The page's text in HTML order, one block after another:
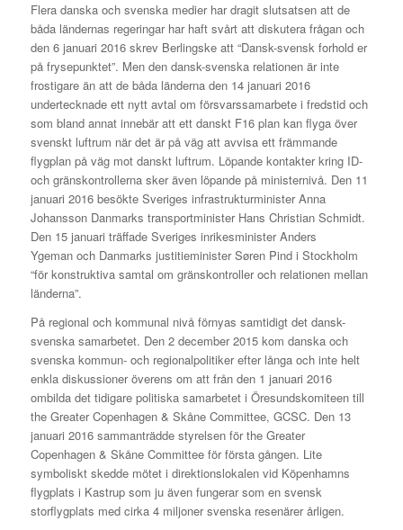
Flera danska och svenska medier har dragit slutsatsen att de
båda ländernas regeringar har haft svårt att diskutera frågan och
den 6 januari 2016 skrev Berlingske att “Dansk-svensk forhold er
på frysepunktet”. Men den dansk-svenska relationen är inte
frostigare än att de båda länderna den 14 januari 2016
undertecknade ett nytt avtal om försvarssamarbete i fredstid och
som bland annat innebär att ett danskt F16 plan kan flyga över
svenskt luftrum när det är på väg att avvisa ett främmande
flygplan på väg mot danskt luftrum. Löpande kontakter kring ID-
och gränskontrollerna sker även löpande på ministernivå. Den 11
januari 2016 besökte Sveriges infrastrukturminister Anna
Johansson Danmarks transportminister Hans Christian Schmidt.
Den 15 januari träffade Sveriges inrikesminister Anders
Ygeman och Danmarks justitieminister Søren Pind i Stockholm
“för konstruktiva samtal om gränskontroller och relationen mellan
länderna”.
På regional och kommunal nivå förnyas samtidigt det dansk-
svenska samarbetet. Den 2 december 2015 kom danska och
svenska kommun- och regionalpolitiker efter långa och inte helt
enkla diskussioner överens om att från den 1 januari 2016
ombilda det tidigare politiska samarbetet i Öresundskomiteen till
the Greater Copenhagen & Skåne Committee, GCSC. Den 13
januari 2016 sammanträdde styrelsen för the Greater
Copenhagen & Skåne Committee för första gången. Lite
symboliskt skedde mötet i direktionslokalen vid Köpenhamns
flygplats i Kastrup som ju även fungerar som en svensk
storflygplats med cirka 4 miljoner svenska resenärer årligen.